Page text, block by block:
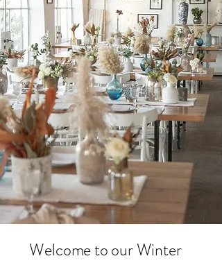
Welcome to our Winter